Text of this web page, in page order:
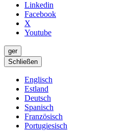
Linkedin
Facebook
X
Youtube
ger
Schließen
Englisch
Estland
Deutsch
Spanisch
Französisch
Portugiesisch